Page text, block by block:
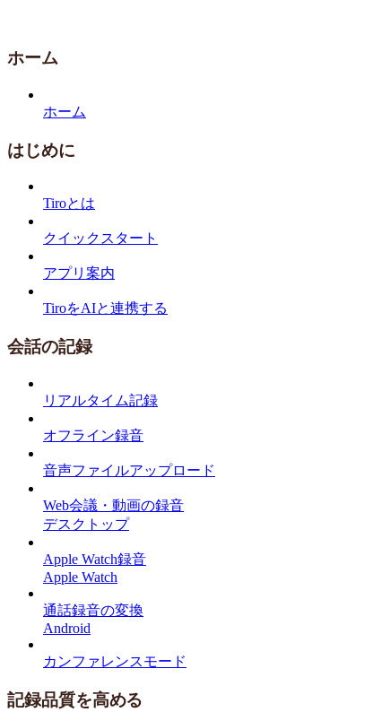
ホーム
ホーム
はじめに
Tiroとは
クイックスタート
アプリ案内
TiroをAIと連携する
会話の記録
リアルタイム記録
オフライン録音
音声ファイルアップロード
Web会議・動画の録音
デスクトップ
Apple Watch録音
Apple Watch
通話録音の変換
Android
カンファレンスモード
記録品質を高める